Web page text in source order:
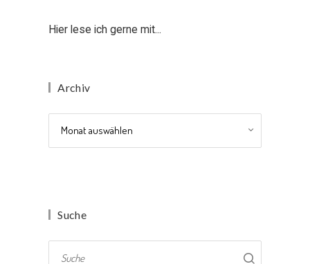
Hier lese ich gerne mit...
Archiv
Suche